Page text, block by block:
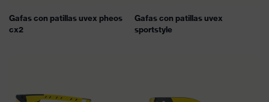
Gafas con patillas uvex pheos
cx2
Gafas con patillas uvex
sportstyle